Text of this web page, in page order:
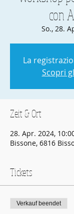
con
So., 28.
La
Scopri
Zeit & Ort
28. Apr. 2024,
Bissone, 6816
Tickets
Verkauf beendet